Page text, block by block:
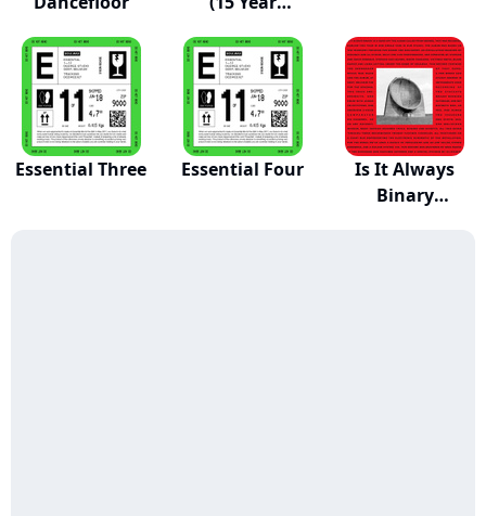
Essential Three Essential Four
Is It Always
Binary